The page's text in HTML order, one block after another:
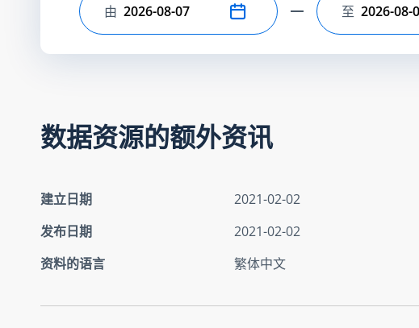
选择开始日期
由 选择结束日期
至
数据资源的额外资讯
建立日期
2021-02-02
发布日期
2021-02-02
资料的语言
繁体中文